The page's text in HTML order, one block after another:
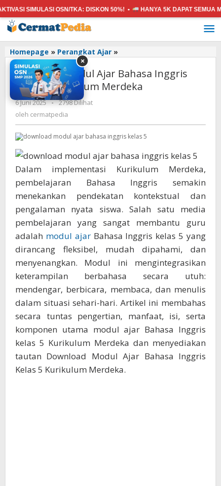
Lewati
ke
konten
OSN/TKA:DISKON 50%! • HANYA 5KDAPAT SEMUA MATA
Homepage » Perangkat Ajar »Download
Ajar
Bahasa
Inggris
Kurikulum
Merdeka
Download Modul Ajar Bahasa Inggris
Kelas 5 Kurikulum Merdeka
6 Juni 2025 oleh
cermatpedia
- 2798 Dilihat
oleh cermatpedia
Dalam implementasi Kurikulum Merdeka,
pembelajaran Bahasa Inggris semakin
menekankan pendekatan kontekstual dan
pengalaman nyata siswa. Salah satu media
pembelajaran yang sangat membantu guru
adalah modul ajarBahasa Inggris kelas 5 yang
dirancang fleksibel, mudah dipahami, dan
menyenangkan. Modul ini mengintegrasikan
keterampilan berbahasa secara utuh:
mendengar, berbicara, membaca, dan menulis
dalam situasi sehari-hari. Artikel ini membahas
secara tuntas pengertian, manfaat, isi, serta
komponen utama modul ajar Bahasa Inggris
kelas 5 Kurikulum Merdeka dan menyediakan
tautan Download Modul Ajar Bahasa Inggris
Kelas 5 Kurikulum Merdeka.
×